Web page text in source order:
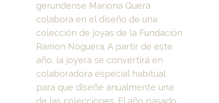
gerundense Mariona Quera
colabora en el diseño de una
colección de joyas de la Fundación
Ramon Noguera. A partir de este
año, la joyera se convertirá en
colaboradora especial habitual
para que diseñe anualmente una
de las colecciones. El año pasado